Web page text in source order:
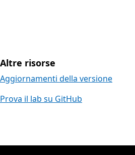
Altre risorse
Aggiornamenti della versione
Prova il lab su GitHub